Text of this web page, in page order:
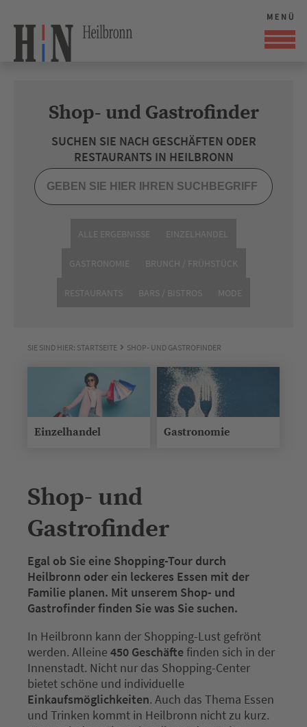
Shop- und Gastrofinder
SUCHEN SIE NACH GESCHÄFTEN ODER
RESTAURANTS IN HEILBRONN
ALLE ERGEBNISSE EINZELHANDEL
GASTRONOMIE BRUNCH / FRÜHSTÜCK
RESTAURANTS BARS / BISTROS MODE
SIE SIND HIER: STARTSEITE SHOP- UND GASTROFINDER
Einzelhandel Gastronomie
Shop- und
Gastrofinder
Egal ob Sie eine Shopping-Tour durch
Heilbronn oder ein leckeres Essen mit der
Familie planen. Mit unserem Shop- und
Gastrofinder finden Sie was Sie suchen.
In Heilbronn kann der Shopping-Lust gefrönt
werden. Alleine 450 Geschäftefinden sich in der
Innenstadt. Nicht nur das Shopping-Center
bietet schöne und individuelle
Einkaufsmöglichkeiten. Auch das Thema Essen
und Trinken kommt in Heilbronn nicht zu kurz.